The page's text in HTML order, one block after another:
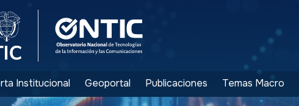
Logo del Ministerio TIC
Institucional Geoportal Publicaciones Temas Macro